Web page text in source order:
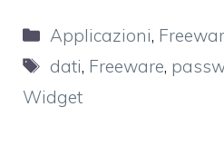
Categorie
Applicazioni,
Tag
dati, Freeware,
Widget